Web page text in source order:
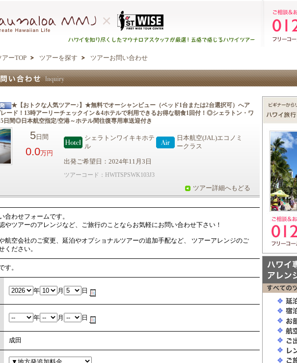
ーTOP ツアーを探す ツアーお問い合わせ
★【おトクな人気ツアー♪】★無料でオーシャンビュー（ベッド1台または2台選択可）へア
レード！13時アーリーチェックイン＆4ホテルで利用できるお得な朝食1回付！◎シェラトン・ワ
日間◎日本航空指定/空港～ホテル間往復専用車送迎付き
5 日間
0.0万円
シェラトンワイキキホテ
ル
日本航空(JAL)エコノミ
ークラス
出発ご希望日：2024年11月3日
ツアーコード：HWITSPSWK103J3
ツアー詳細へもどる
合わせフォームです。
やツアーのアレンジなど、ご旅行のことならお気軽にお問い合わせ下さい！
航空会社のご変更、延泊やオプショナルツアーの追加手配など、 ツアーアレンジのご
ください。
す。
年 月 日
年 月 日
成田